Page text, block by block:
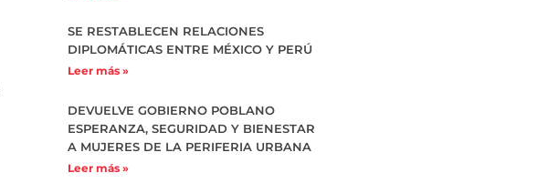
SE RESTABLECEN RELACIONES
DIPLOMÁTICAS ENTRE MÉXICO Y PERÚ
Leer más »
DEVUELVE GOBIERNO POBLANO
ESPERANZA, SEGURIDAD Y BIENESTAR
A MUJERES DE LA PERIFERIA URBANA
Leer más »